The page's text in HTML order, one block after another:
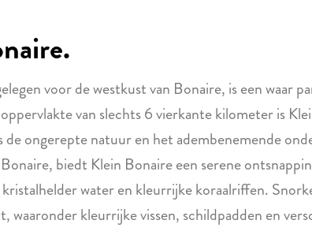
voor de westkust van Bonaire, is een waar
van slechts 6 vierkante kilometer is
de ongerepte natuur en het adembenemende
biedt Klein Bonaire een serene
water en kleurrijke koraalriffen.
waaronder kleurrijke vissen, schildpadden en